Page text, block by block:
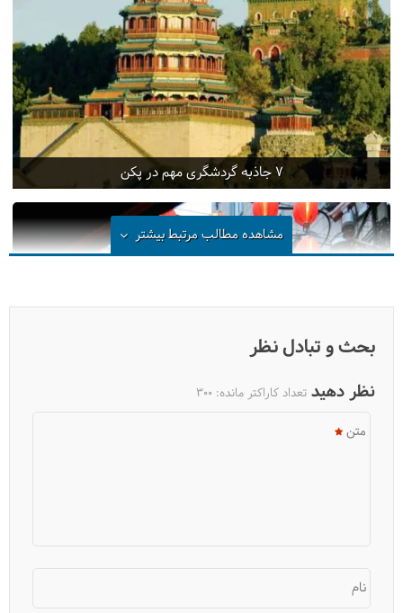
7 جاذبه گردشگری مهم در پکن
مشاهده مطالب مرتبطبیشتر
بحث و تبادل نظر
نظر دهید تعداد کاراکتر مانده: 300
متن
نام